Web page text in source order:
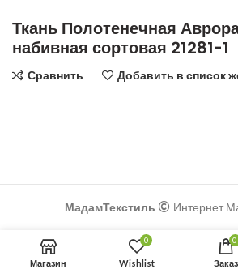
Ткань Полотенечная
набивная сортовая 21281-1
Сравнить Добавить в список
МадамТекстиль Интернет
Магазин
0
Wishlist
0
Заказ